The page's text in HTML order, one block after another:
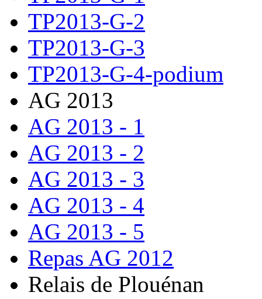
TP2013-G-2
TP2013-G-3
TP2013-G-4-podium
AG 2013
AG 2013 - 1
AG 2013 - 2
AG 2013 - 3
AG 2013 - 4
AG 2013 - 5
Repas AG 2012
Relais de Plouénan